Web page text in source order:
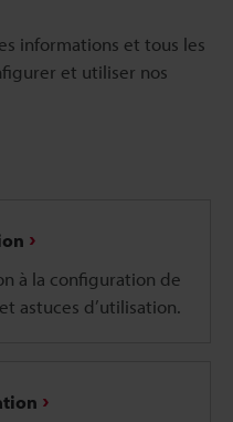
informations et tous les
et utiliser nos
à la configuration de
astuces d’utilisation.